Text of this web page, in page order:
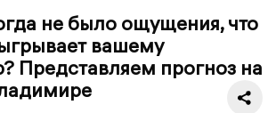
не было ощущения, что
вашему
Представляем прогноз на